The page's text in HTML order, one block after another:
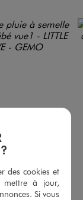
semelle crantée bébé
€
des cookies et
mettre à jour,
Si vous